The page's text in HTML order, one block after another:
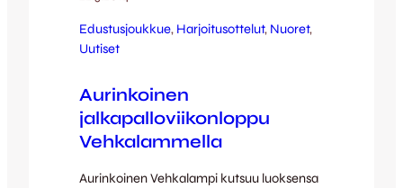
Edustusjoukkue, Harjoitusottelut, Nuoret
Uutiset
Aurinkoinen
jalkapalloviikonloppu
Vehkalammella
Aurinkoinen Vehkalampi kutsuu luoksensa